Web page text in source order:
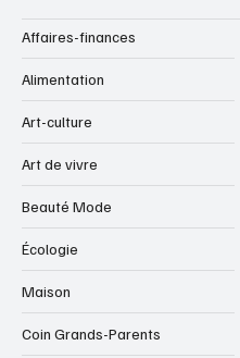
Affaires-finances
Alimentation
Art-culture
Art de vivre
Beauté Mode
Écologie
Maison
Coin Grands-Parents